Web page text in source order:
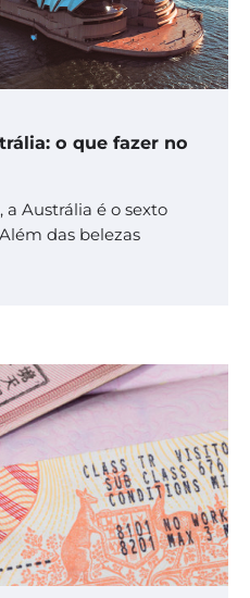
o que fazer no
a Austrália é o sexto
das belezas